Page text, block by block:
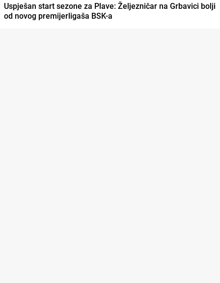
Uspješan start sezone za Plave: Željezničar na Grbavici bolji
od novog premijerligaša BSK-a